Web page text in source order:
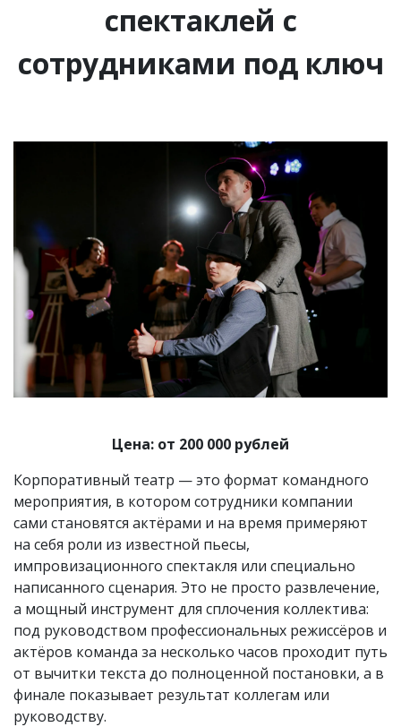
спектаклей с
сотрудниками под ключ
Цена: от 200 000 рублей
Корпоративный театр — это формат командного
мероприятия, в котором сотрудники компании
сами становятся актёрами и на время примеряют
на себя роли из известной пьесы,
импровизационного спектакля или специально
написанного сценария. Это не просто развлечение,
а мощный инструмент для сплочения коллектива:
под руководством профессиональных режиссёров и
актёров команда за несколько часов проходит путь
от вычитки текста до полноценной постановки, а в
финале показывает результат коллегам или
руководству.